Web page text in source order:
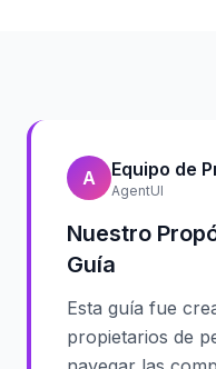
A Equipo de
AgentUI
Nuestro
Guía
Esta guía fue
propietarios de